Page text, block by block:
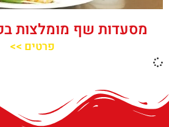
מסעדות שף מומלצות
פרטים >>